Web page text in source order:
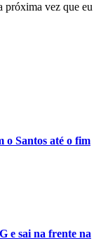
próxima vez que eu
o Santos até o fim
e sai na frente na